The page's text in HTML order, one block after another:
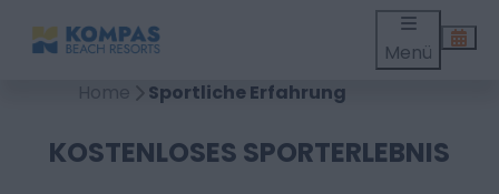
Menü
Home
Sportliche Erfahrung
KOSTENLOSES SPORTERLEBNIS